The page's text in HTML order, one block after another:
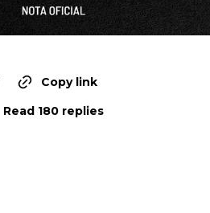
Copy link
Read 180 replies